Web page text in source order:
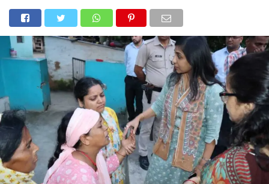
उत्तराखंड अल्मोड़ाउत्तरकाशीउधम सिंह नगरचंपावतचमोलीटिहरी गढ़वाल
देहरादून
नैनीताल पिथौरागढ़पौड़ी गढ़वालबागेश्वररुद्रप्रयाग हरिद्वारदेशदुनिया
मनोरंजन